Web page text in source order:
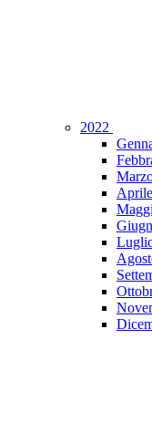
2022
Aprile